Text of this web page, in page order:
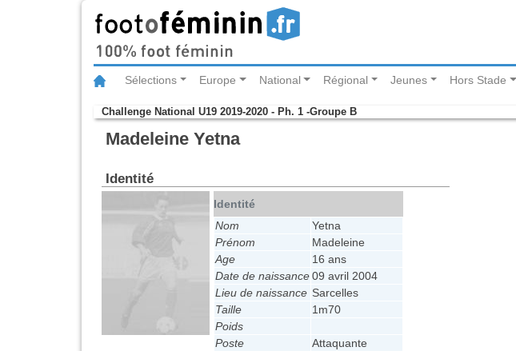
Sélections Europe National Régional Jeunes Hors Stade
Challenge National U19 2019-2020 - Ph. 1 -Groupe B
Madeleine Yetna
Identité
Identité
Nom
Yetna
Prénom
Madeleine
Age
16 ans
Date de naissance09 avril 2004
Lieu de naissance Sarcelles
Taille
1m70
Poids
Poste
Attaquante